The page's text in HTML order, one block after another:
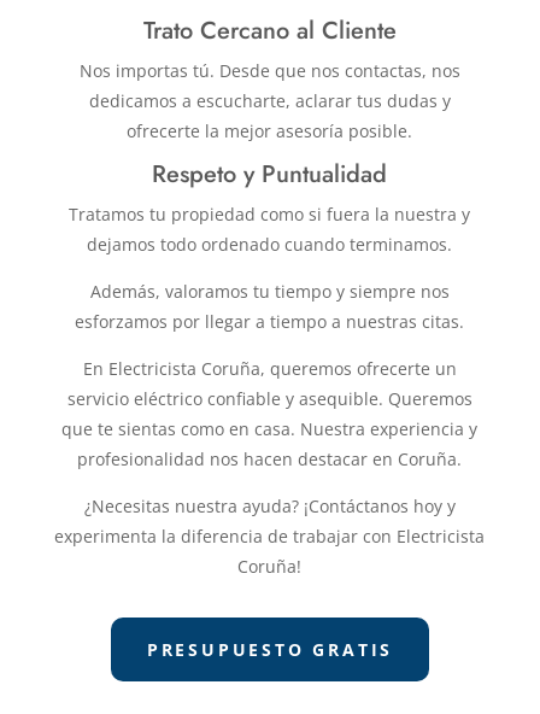
Trato Cercano al Cliente
Nos importas tú. Desde que nos contactas, nos
dedicamos a escucharte, aclarar tus dudas y
ofrecerte la mejor asesoría posible.
Respeto y Puntualidad
Tratamos tu propiedad como si fuera la nuestra y
dejamos todo ordenado cuando terminamos.
Además, valoramos tu tiempo y siempre nos
esforzamos por llegar a tiempo a nuestras citas.
En Electricista Coruña, queremos ofrecerte un
servicio eléctrico confiable y asequible. Queremos
que te sientas como en casa. Nuestra experiencia y
profesionalidad nos hacen destacar en Coruña.
¿Necesitas nuestra ayuda? ¡Contáctanos hoy y
experimenta la diferencia de trabajar con Electricista
Coruña!
PRESUPUESTO GRATIS